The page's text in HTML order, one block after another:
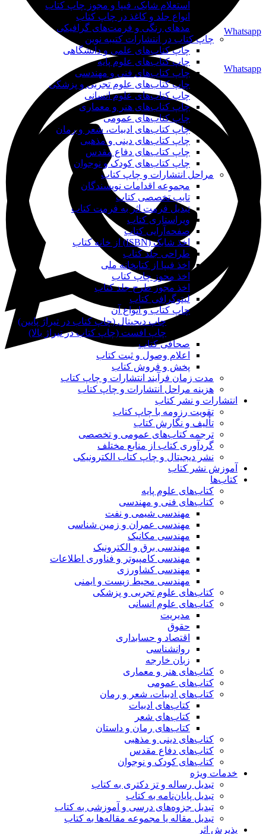
Whatsapp
Whatsapp
استعلام شابک، فیپا و مجوز چاپ کتاب
انواع جلد و کاغذ در چاپ کتاب
مدهای رنگی و فرمت‌های گرافیکی
چاپ کتاب در انتشارات کتیبه نوین
چاپ کتاب‌های علمی و دانشگاهی
چاپ کتاب‌های علوم پایه
چاپ کتاب‌های فنی و مهندسی
چاپ کتاب‌های علوم تجربی و پزشکی
چاپ کتاب‌های علوم انسانی
چاپ کتاب‌های هنر و معماری
چاپ کتاب‌های عمومی
چاپ کتاب‌های ادبیات، شعر و رمان
چاپ کتاب‌های دینی و مذهبی
چاپ کتاب‌های دفاع مقدس
چاپ کتاب‌های کودک و نوجوان
مراحل انتشارات و چاپ کتاب
مجموعه اقدامات نویسندگان
تایپ تخصصی کتاب
تبدیل فرمت اثر به فرمت کتاب
ویراستاری کتاب
صفحه‌آرایی کتاب
اخذ شابک (ISBN) از خانه کتاب
طراحی جلد کتاب
اخذ فیپا از کتابخانه ملی
اخذ مجوز چاپ کتاب
اخذ مجوز طرح جلد کتاب
لیتوگرافی کتاب
چاپ کتاب و انواع آن
چاپ دیجیتال (چاپ کتاب در تیراژ پایین)
چاپ افست (چاپ کتاب در تیراژ بالا)
صحافی کتاب
اعلام وصول و ثبت کتاب
پخش و فروش کتاب
مدت زمان فرآیند انتشارات و چاپ کتاب
هزینه مراحل انتشارات و چاپ کتاب
انتشارات و نشر کتاب
تقویت رزومه با چاپ کتاب
تألیف و نگارش کتاب
ترجمه کتاب‌های عمومی و تخصصی
گردآوری کتاب از منابع مختلف
نشر دیجیتال و چاپ کتاب الکترونیکی
آموزش نشر کتاب
کتاب‌ها
کتاب‌های علوم پایه
کتاب‌های فنی و مهندسی
مهندسی شیمی و نفت
مهندسی عمران و زمین شناسی
مهندسی مکانیک
مهندسی برق و الکترونیک
مهندسی کامپیوتر و فناوری اطلاعات
مهندسی کشاورزی
مهندسی محیط زیست و ایمنی
کتاب‌های علوم تجربی و پزشکی
کتاب‌های علوم انسانی
مدیریت
حقوق
اقتصاد و حسابداری
روانشناسی
زبان خارجه
کتاب‌های هنر و معماری
کتاب‌های عمومی
کتاب‌های ادبیات، شعر و رمان
کتاب‌های ادبیات
کتاب‌های شعر
کتاب‌های رمان و داستان
کتاب‌های دینی و مذهبی
کتاب‌های دفاع مقدس
کتاب‌های کودک و نوجوان
خدمات ویژه
تبدیل رساله و تز دکتری به کتاب
تبدیل پایان‌نامه به کتاب
تبدیل جزوه‌های درسی و آموزشی به کتاب
تبدیل مقاله یا مجموعه مقاله‌ها به کتاب
پذیرش اثر